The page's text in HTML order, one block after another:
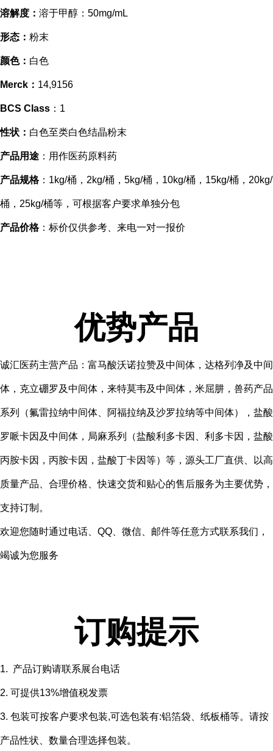
溶解度： 溶于甲醇：50mg/mL
形态： 粉末
颜色： 白色
Merck： 14,9156
BCS Class ：1
性状： 白色至类白色结晶粉末
产品用途 ：用作医药原料药
产品规格：1kg/桶，2kg/桶，5kg/桶，10kg/桶，15kg/桶，20kg/
桶，25kg/桶等，可根据客户要求单独分包
产品价格：标价仅供参考、来电一对一报价
优势产品
诚汇医药主营产品：富马酸沃诺拉赞及中间体，达格列净及中间
体，克立硼罗及中间体，来特莫韦及中间体，米屈肼，兽药产品
系列（氟雷拉纳中间体、阿福拉纳及沙罗拉纳等中间体），盐酸
罗哌卡因及中间体，局麻系列（盐酸利多卡因、利多卡因，盐酸
丙胺卡因，丙胺卡因，盐酸丁卡因等）等，源头工厂直供、以高
质量产品、合理价格、快速交货和贴心的售后服务为主要优势，
支持订制。
欢迎您随时通过电话、QQ、微信、邮件等任意方式联系我们，
竭诚为您服务
订购提示
1. 产品订购请联系展台电话
2. 可提供13%增值税发票
3. 包装可按客户要求包装,可选包装有:铝箔袋、纸板桶等。请按
产品性状、数量合理选择包装。